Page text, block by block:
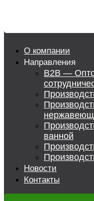
О компании
Направления
B2B —
ванной
Новости
Контакты